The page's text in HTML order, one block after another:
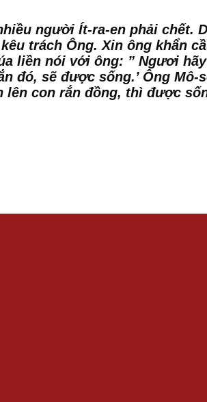
người Ít-ra-en phải chết.
trách Ông. Xin ông khẩn
liền nói với ông: ” Ngươi
đó, sẽ được sống.’ Ông Mô-
lên con rắn đồng, thì được